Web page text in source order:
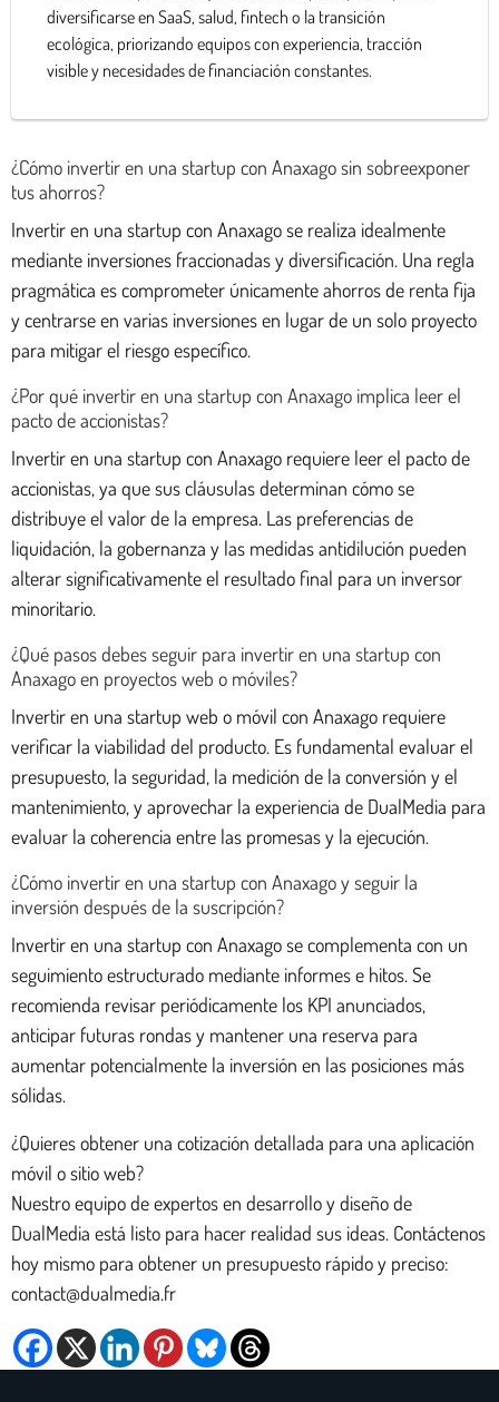
diversificarse en SaaS, salud, fintech o la transición
ecológica, priorizando equipos con experiencia, tracción
visible y necesidades de financiación constantes.
¿Cómo invertir en una startup con Anaxago sin sobreexponer
tus ahorros?
Invertir en una startup con Anaxago se realiza idealmente
mediante inversiones fraccionadas y diversificación. Una regla
pragmática es comprometer únicamente ahorros de renta fija
y centrarse en varias inversiones en lugar de un solo proyecto
para mitigar el riesgo específico.
¿Por qué invertir en una startup con Anaxago implica leer el
pacto de accionistas?
Invertir en una startup con Anaxago requiere leer el pacto de
accionistas, ya que sus cláusulas determinan cómo se
distribuye el valor de la empresa. Las preferencias de
liquidación, la gobernanza y las medidas antidilución pueden
alterar significativamente el resultado final para un inversor
minoritario.
¿Qué pasos debes seguir para invertir en una startup con
Anaxago en proyectos web o móviles?
Invertir en una startup web o móvil con Anaxago requiere
verificar la viabilidad del producto. Es fundamental evaluar el
presupuesto, la seguridad, la medición de la conversión y el
mantenimiento, y aprovechar la experiencia de DualMedia para
evaluar la coherencia entre las promesas y la ejecución.
¿Cómo invertir en una startup con Anaxago y seguir la
inversión después de la suscripción?
Invertir en una startup con Anaxago se complementa con un
seguimiento estructurado mediante informes e hitos. Se
recomienda revisar periódicamente los KPI anunciados,
anticipar futuras rondas y mantener una reserva para
aumentar potencialmente la inversión en las posiciones más
sólidas.
¿Quieres obtener una cotización detallada para una aplicación
móvil o sitio web?
Nuestro equipo de expertos en desarrollo y diseño de
DualMedia está listo para hacer realidad sus ideas. Contáctenos
hoy mismo para obtener un presupuesto rápido y preciso:
contact@dualmedia.fr